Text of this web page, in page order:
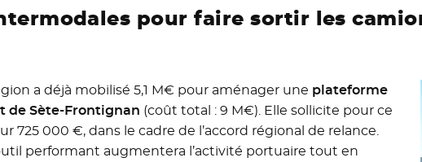
pour faire sortir les
a déjà mobilisé 5,1 M€ pour aménager une plateforme
de Sète-Frontignan (coût total : 9 M€). Elle sollicite pour ce
725 000 €, dans le cadre de l’accord régional de relance.
performant augmentera l’activité portuaire tout en